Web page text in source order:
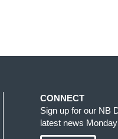
CONNECT
Sign up for our NB
latest news